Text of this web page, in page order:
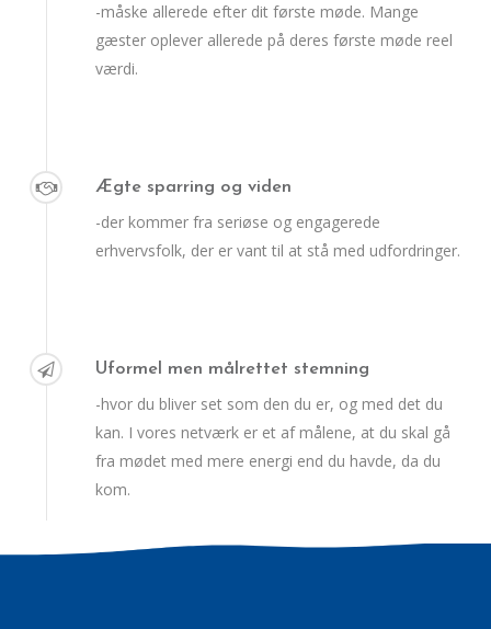
-måske allerede efter dit første møde. Mange
gæster oplever allerede på deres første møde reel
værdi.
Ægte sparring og viden
-der kommer fra seriøse og engagerede
erhvervsfolk, der er vant til at stå med udfordringer.
Uformel men målrettet stemning
-hvor du bliver set som den du er, og med det du
kan. I vores netværk er et af målene, at du skal gå
fra mødet med mere energi end du havde, da du
kom.